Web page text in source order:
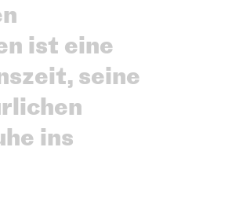
ist eine
seine
ins